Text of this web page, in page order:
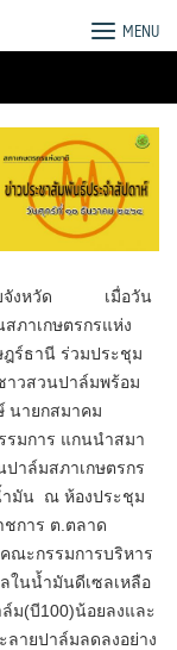
MENU
มกับจังหวัด เมื่อวัน
ภาเกษตรกรแห่ง
ร์ธานี ร่วมประชุม
าวสวนปาล์มพร้อม
นายกสมาคม
มการ แกนนำสมา
าล์มสภาเกษตรกร
ำมัน ณ ห้องประชุม
ชการ ต.ตลาด
ณะกรรมการบริหาร
ในน้ำมันดีเซลเหลือ
ม(บี100)น้อยลงและ
ายปาล์มลดลงอย่าง